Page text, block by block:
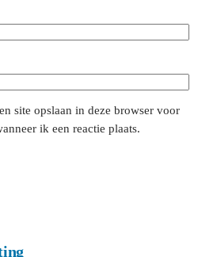
site opslaan in deze browser voor
ik een reactie plaats.